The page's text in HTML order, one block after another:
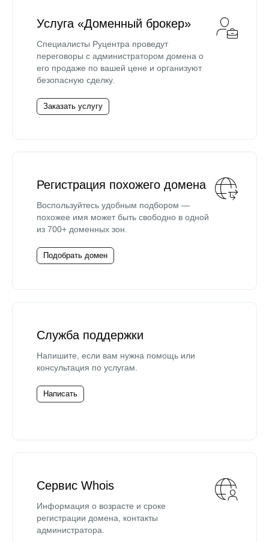
Услуга «Доменный брокер»
Специалисты Руцентра проведут
переговоры с администратором домена о
его продаже по вашей цене и организуют
безопасную сделку.
Заказать услугу
Регистрация похожего домена
Воспользуйтесь удобным подбором —
похожее имя может быть свободно в одной
из 700+ доменных зон.
Подобрать домен
Служба поддержки
Напишите, если вам нужна помощь или
консультация по услугам.
Написать
Сервис Whois
Информация о возрасте и сроке
регистрации домена, контакты
администратора.